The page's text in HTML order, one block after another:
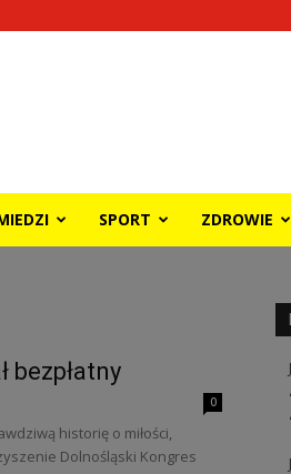
SPORT ZDROWIE
bezpłatny
0
historię o miłości,
Dolnośląski Kongres